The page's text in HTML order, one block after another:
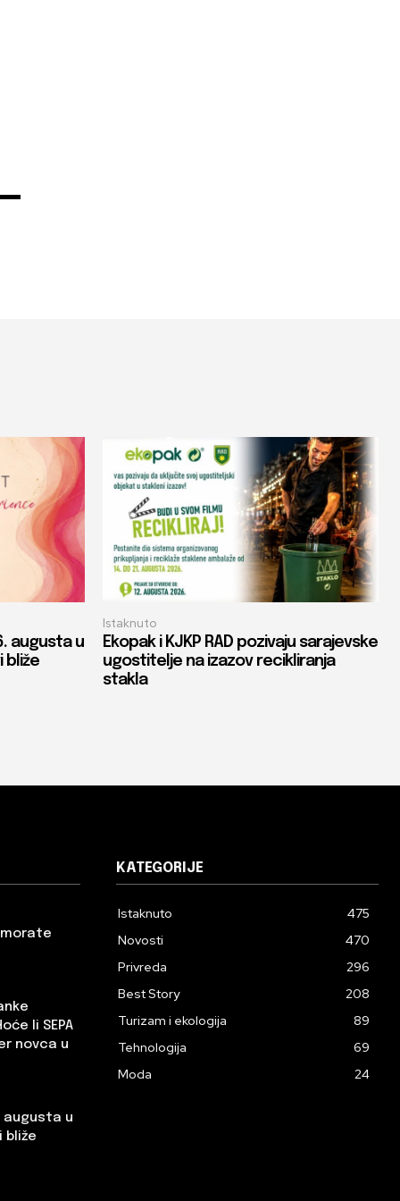
augusta u
bliže
Istaknuto
Ekopak i KJKP RAD pozivaju sarajevske
ugostitelje na izazov recikliranja
stakla
li SEPA
novca u
augusta u
bliže
KATEGORIJE
Istaknuto
475
Novosti
470
Privreda
296
Best Story
208
Turizam i ekologija
89
Tehnologija
69
Moda
24